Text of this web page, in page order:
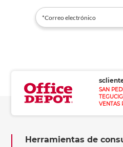
SAN
VENTAS
Herramientas de